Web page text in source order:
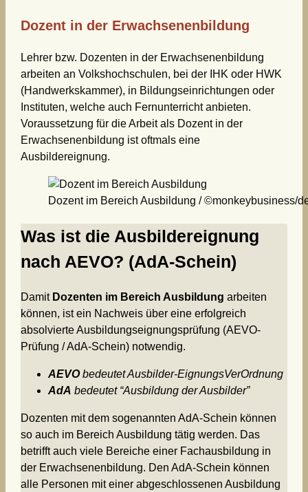
Dozent in der Erwachsenenbildung
Lehrer bzw. Dozenten in der Erwachsenenbildung
arbeiten an Volkshochschulen, bei der IHK oder HWK
(Handwerkskammer), in Bildungseinrichtungen oder
Instituten, welche auch Fernunterricht anbieten.
Voraussetzung für die Arbeit als Dozent in der
Erwachsenenbildung ist oftmals eine
Ausbildereignung.
Dozent im Bereich Ausbildung / ©monkeybusiness/
Was ist die Ausbildereignung
nach AEVO? (AdA-Schein)
Damit Dozenten im Bereich Ausbildung arbeiten
können, ist ein Nachweis über eine erfolgreich
absolvierte Ausbildungseignungsprüfung (AEVO-
Prüfung / AdA-Schein) notwendig.
AEVObedeutet Ausbilder-EignungsVerOrdnung
AdA bedeutet “Ausbildung der Ausbilder”
Dozenten mit dem sogenannten AdA-Schein können
so auch im Bereich Ausbildung tätig werden. Das
betrifft auch viele Bereiche einer Fachausbildung in
der Erwachsenenbildung. Den AdA-Schein können
alle Personen mit einer abgeschlossenen Ausbildung